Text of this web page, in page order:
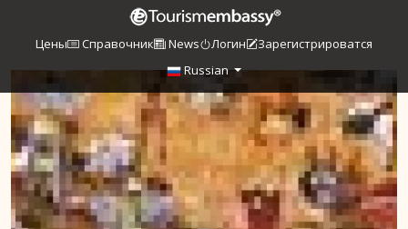
Цены Справочник News Логин
Зарегистрироватся
Russian